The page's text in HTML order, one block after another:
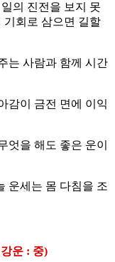
의 진전을 보지 못
기회로 삼으면 길할
는 사람과 함께 시간
감이 금전 면에 이익
엇을 해도 좋은 운이
운세는 몸 다침을 조
운 : 중)